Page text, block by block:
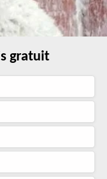
gratuit